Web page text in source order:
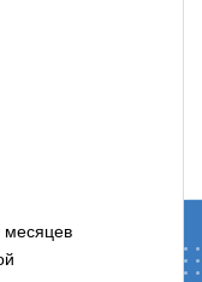
месяцев